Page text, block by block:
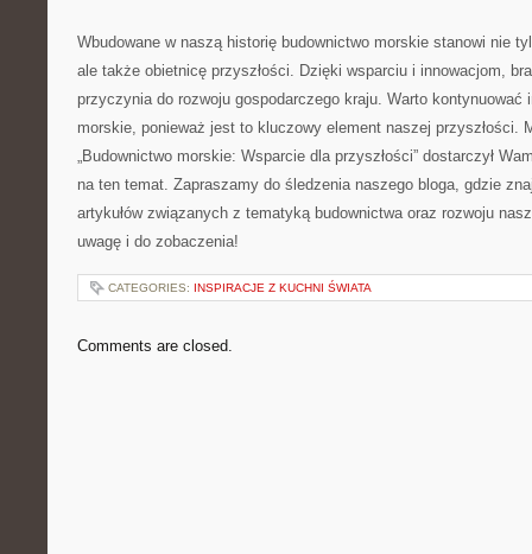
Wbudowane w naszą historię budownictwo morskie stanowi nie
ale ⁢także obietnicę przyszłości. Dzięki ​wsparciu i innowacjom,
przyczynia do rozwoju gospodarczego kraju. Warto kontynuować
morskie, ponieważ jest‌ to kluczowy element‌ naszej przyszłości.
„Budownictwo⁤ morskie: Wsparcie dla ‍przyszłości” dostarczył
na ten temat. Zapraszamy do śledzenia naszego bloga, gdzie
artykułów związanych​ z tematyką budownictwa oraz rozwoju
uwagę i do zobaczenia!
CATEGORIES: INSPIRACJE Z KUCHNI ŚWIATA
Comments are closed.